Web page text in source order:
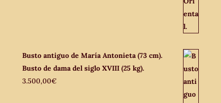
Busto antiguo de María Antonieta (73 cm).
Busto de dama del siglo XVIII (25 kg).
3.500,00€